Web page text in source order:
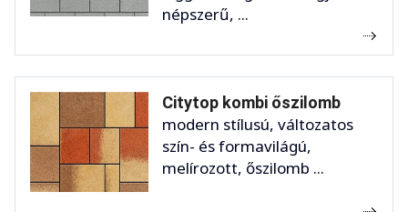
népszerű, ...
Citytop kombi őszilomb
modern stílusú, változatos
szín- és formavilágú,
melírozott, őszilomb ...